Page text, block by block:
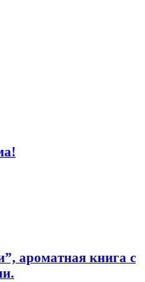
ароматная книга c